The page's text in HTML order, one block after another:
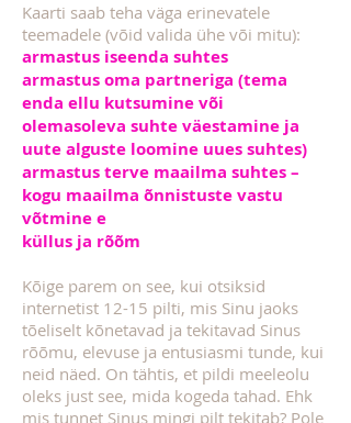
Kaarti saab teha väga erinevatele
teemadele (võid valida ühe või mitu):
armastus iseenda suhtes
armastus oma partneriga (tema
enda ellu kutsumine või
olemasoleva suhte väestamine ja
uute alguste loomine uues suhtes)
armastus terve maailma suhtes –
kogu maailma õnnistuste vastu
võtmine e
küllus ja rõõm
Kõige parem on see, kui otsiksid
internetist 12-15 pilti, mis Sinu jaoks
tõeliselt kõnetavad ja tekitavad Sinus
rõõmu, elevuse ja entusiasmi tunde, kui
neid näed. On tähtis, et pildi meeleolu
oleks just see, mida kogeda tahad. Ehk
mis tunnet Sinus mingi pilt tekitab? Pole